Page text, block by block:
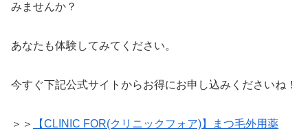
みませんか？
あなたも体験してみてください。
今すぐ下記公式サイトからお得にお申し込みくださいね！
＞＞ 【CLINIC FOR(クリニックフォア)】まつ毛外用薬